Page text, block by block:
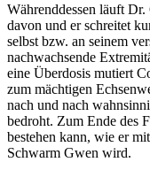
Währenddessen läuft
davon und er schreitet
selbst bzw. an seinem
nachwachsende
eine Überdosis mutiert
zum mächtigen
nach und nach
bedroht. Zum Ende des
bestehen kann, wie er
Schwarm Gwen wird.